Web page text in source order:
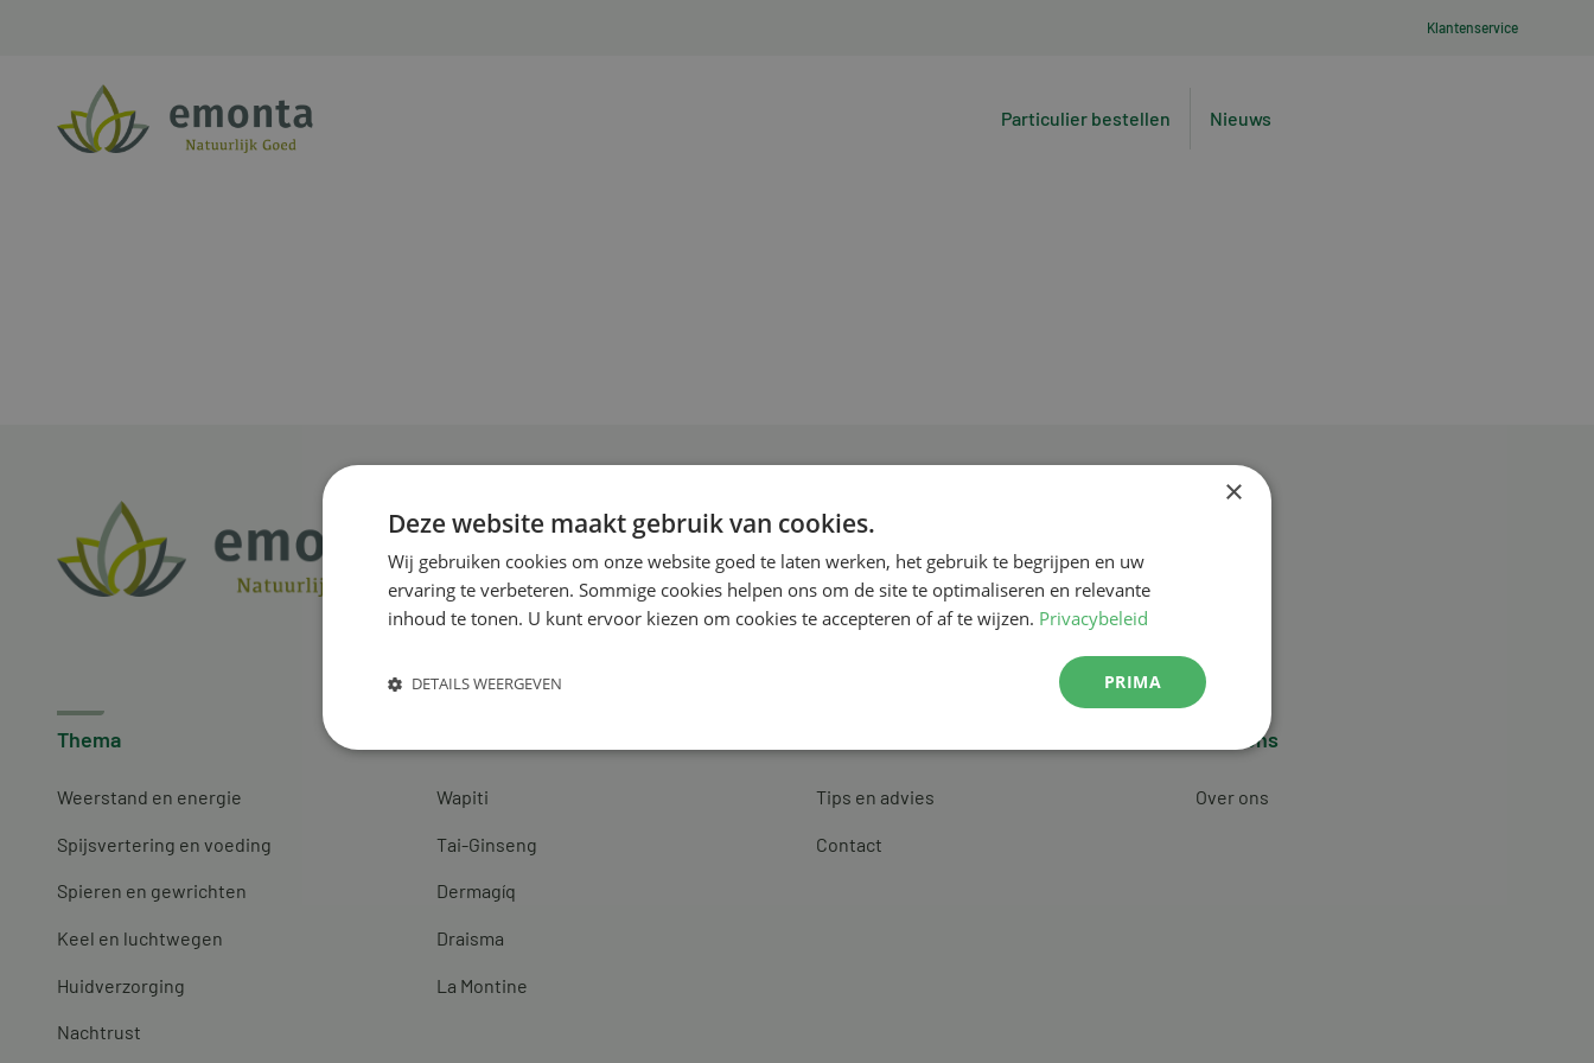
Klantenservice
Particulier bestellen Nieuws
Thema
Weerstand en energie
Spijsvertering en voeding
Spieren en gewrichten
Keel en luchtwegen
Huidverzorging
Nachtrust
Wapiti
Tai-Ginseng
Dermagíq
Draisma
La Montine
Tips en advies
Contact
Over ons
Over ons
×
Deze website maakt gebruik van cookies.
Wij gebruiken cookies om onze website goed te laten werken, het gebruik te begrijpen en uw
ervaring te verbeteren. Sommige cookies helpen ons om de site te optimaliseren en relevante
inhoud te tonen. U kunt ervoor kiezen om cookies te accepteren of af te wijzen. Privacybeleid
PRIMA
DETAILS WEERGEVEN